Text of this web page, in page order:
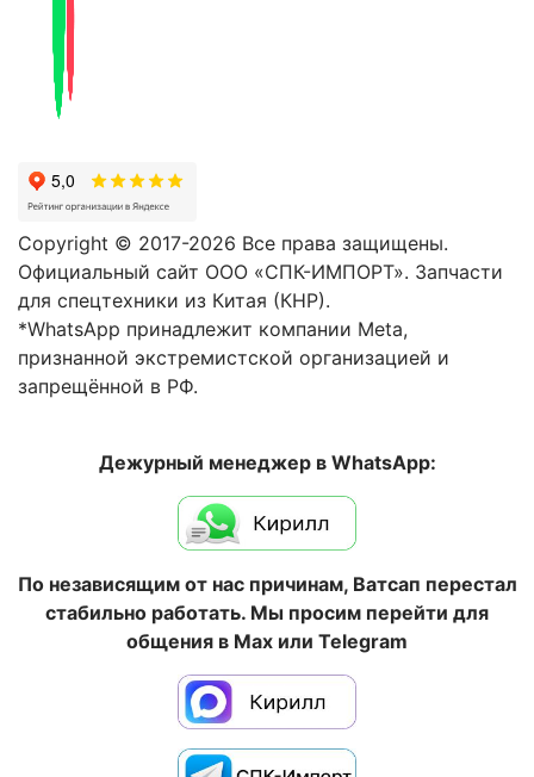
Copyright © 2017-2026 Все права защищены.
Официальный сайт ООО «СПК-ИМПОРТ». Запчасти
для спецтехники из Китая (КНР).
*WhatsApp принадлежит компании Meta,
признанной экстремистской организацией и
запрещённой в РФ.
Дежурный менеджер в WhatsApp:
По независящим от нас причинам, Ватсап перестал
стабильно работать. Мы просим перейти для
общения в Max или Telegram